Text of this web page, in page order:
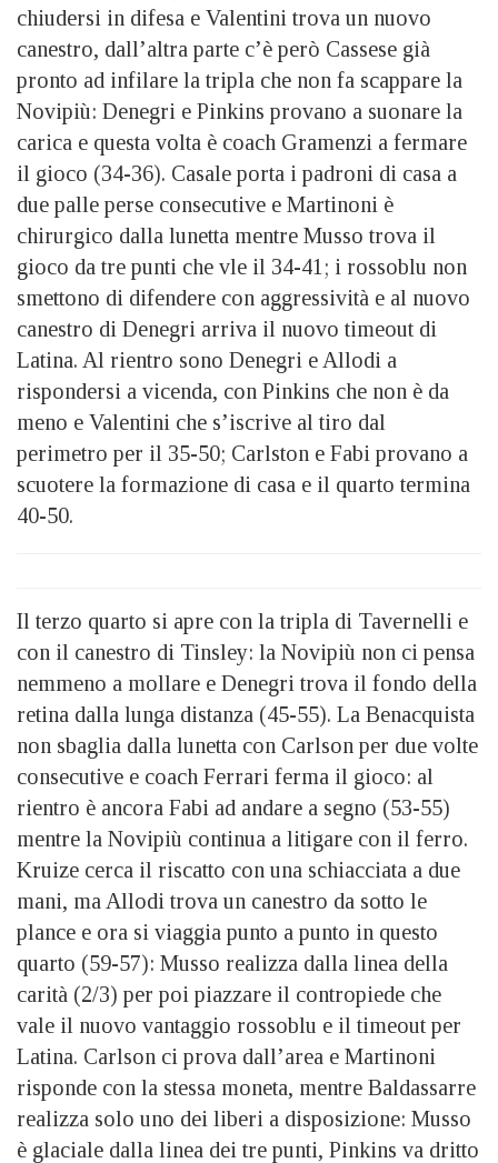
chiudersi in difesa e Valentini trova un nuovo
canestro, dall’altra parte c’è però Cassese già
pronto ad infilare la tripla che non fa scappare la
Novipiù: Denegri e Pinkins provano a suonare la
carica e questa volta è coach Gramenzi a fermare
il gioco (34-36). Casale porta i padroni di casa a
due palle perse consecutive e Martinoni è
chirurgico dalla lunetta mentre Musso trova il
gioco da tre punti che vle il 34-41; i rossoblu non
smettono di difendere con aggressività e al nuovo
canestro di Denegri arriva il nuovo timeout di
Latina. Al rientro sono Denegri e Allodi a
rispondersi a vicenda, con Pinkins che non è da
meno e Valentini che s’iscrive al tiro dal
perimetro per il 35-50; Carlston e Fabi provano a
scuotere la formazione di casa e il quarto termina
40-50.
Il terzo quarto si apre con la tripla di Tavernelli e
con il canestro di Tinsley: la Novipiù non ci pensa
nemmeno a mollare e Denegri trova il fondo della
retina dalla lunga distanza (45-55). La Benacquista
non sbaglia dalla lunetta con Carlson per due volte
consecutive e coach Ferrari ferma il gioco: al
rientro è ancora Fabi ad andare a segno (53-55)
mentre la Novipiù continua a litigare con il ferro.
Kruize cerca il riscatto con una schiacciata a due
mani, ma Allodi trova un canestro da sotto le
plance e ora si viaggia punto a punto in questo
quarto (59-57): Musso realizza dalla linea della
carità (2/3) per poi piazzare il contropiede che
vale il nuovo vantaggio rossoblu e il timeout per
Latina. Carlson ci prova dall’area e Martinoni
risponde con la stessa moneta, mentre Baldassarre
realizza solo uno dei liberi a disposizione: Musso
è glaciale dalla linea dei tre punti, Pinkins va dritto